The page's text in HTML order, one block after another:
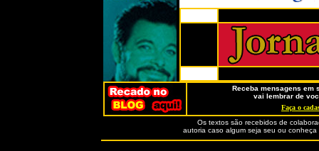
Receba mensagens em
vai lembrar de
Faça o
Os textos são recebidos de
autoria caso algum seja seu ou